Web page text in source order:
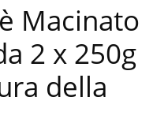
Macinato
2 x 250g
della